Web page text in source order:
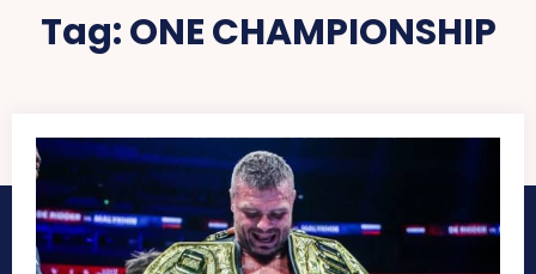
Tag:ONE CHAMPIONSHIP